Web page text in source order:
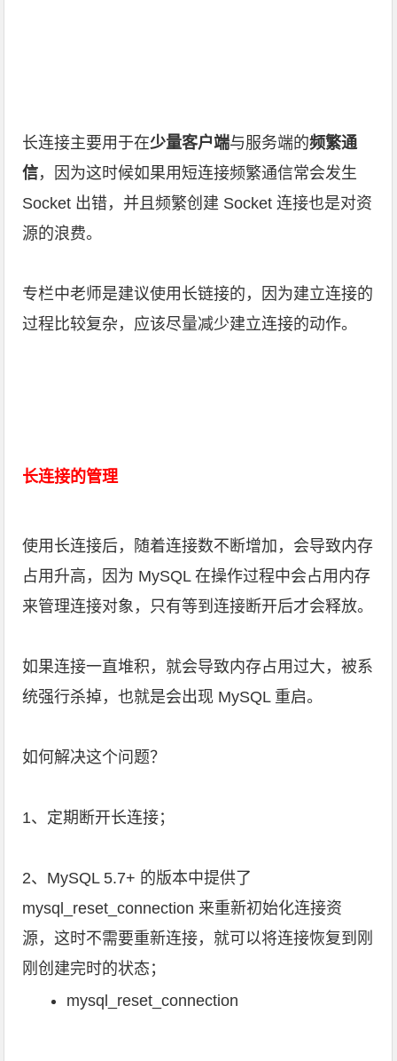
长连接主要用于在少量客户端与服务端的频繁通
信，因为这时候如果用短连接频繁通信常会发生
Socket 出错，并且频繁创建 Socket 连接也是对资
源的浪费。
专栏中老师是建议使用长链接的，因为建立连接的
过程比较复杂，应该尽量减少建立连接的动作。
长连接的管理
使用长连接后，随着连接数不断增加，会导致内存
占用升高，因为 MySQL 在操作过程中会占用内存
来管理连接对象，只有等到连接断开后才会释放。
如果连接一直堆积，就会导致内存占用过大，被系
统强行杀掉，也就是会出现 MySQL 重启。
如何解决这个问题？
1、定期断开长连接；
2、MySQL 5.7+ 的版本中提供了
mysql_reset_connection 来重新初始化连接资
源，这时不需要重新连接，就可以将连接恢复到刚
刚创建完时的状态；
mysql_reset_connection